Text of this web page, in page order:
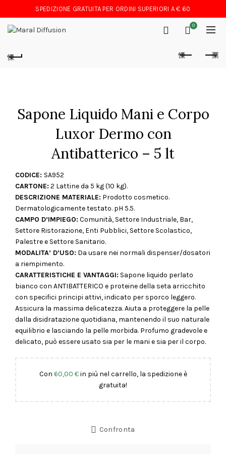
SPEDIZIONE GRATUITA PER ORDINI SUPERIORI A € 60
0
Sapone Liquido Mani e Corpo
Luxor Dermo con
Antibatterico – 5 lt
CODICE: SA952
CARTONE: 2 Lattine da 5 kg (10 kg).
DESCRIZIONE MATERIALE: Prodotto cosmetico.
Dermatologicamente testato. pH 5.5.
CAMPO D’IMPIEGO: Comunità, Settore Industriale, Bar,
Settore Ristorazione, Enti Pubblici, Settore Scolastico,
Palestre e Settore Sanitario.
MODALITA’ D’USO: Da usare nei normali dispenser/dosatori
a riempimento.
CARATTERISTICHE E VANTAGGI: Sapone liquido perlato
bianco con ANTIBATTERICO e proteine della seta arricchito
con specifici principi attivi, indicato per sporco leggero.
Assicura la massima delicatezza. Aiuta a proteggere la pelle
dalla disidratazione quotidiana, mantenendo il suo naturale
equilibrio e lasciando la pelle morbida. Profumo gradevole e
delicato, può essere usato sia per le mani e sia per il corpo.
Con 60,00 €in più nel carrello, la spedizione è
gratuita!
Confronta